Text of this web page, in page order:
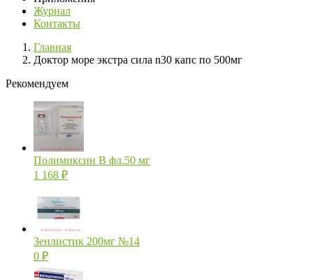
Журнал
Контакты
Главная
Доктор море экстра сила n30 капс по 500мг
Рекомендуем
Полимиксин В фл.50 мг
1 168 ₽
Зенлистик 200мг №14
0 ₽